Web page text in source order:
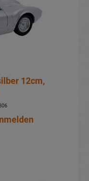
12cm,